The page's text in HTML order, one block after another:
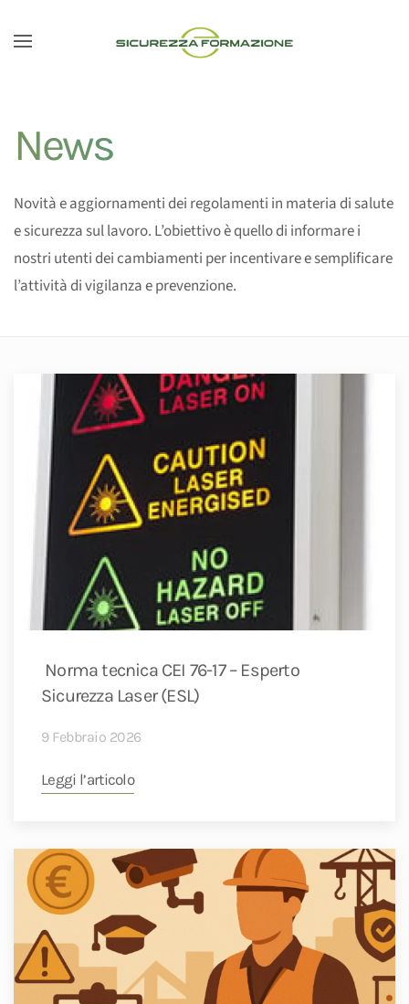
Passa al contenuto principale
News
Novità e aggiornamenti dei regolamenti in materia di salute
e sicurezza sul lavoro. L’obiettivo è quello di informare i
nostri utenti dei cambiamenti per incentivare e semplificare
l’attività di vigilanza e prevenzione.
Norma tecnica CEI 76-17 – Esperto
Sicurezza Laser (ESL)
9 Febbraio 2026
Leggi l’articolo